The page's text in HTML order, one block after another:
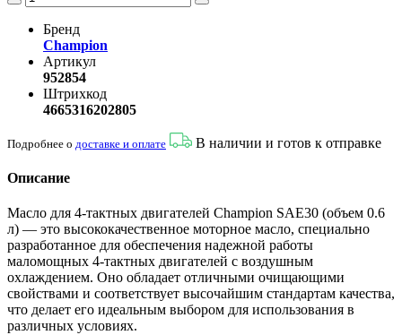
Бренд
Champion
Артикул
952854
Штрихкод
4665316202805
Подробнее о доставке и оплате В наличии и готов к отправке
Описание
Масло для 4-тактных двигателей Champion SAE30 (объем 0.6
л) — это высококачественное моторное масло, специально
разработанное для обеспечения надежной работы
маломощных 4-тактных двигателей с воздушным
охлаждением. Оно обладает отличными очищающими
свойствами и соответствует высочайшим стандартам качества,
что делает его идеальным выбором для использования в
различных условиях.